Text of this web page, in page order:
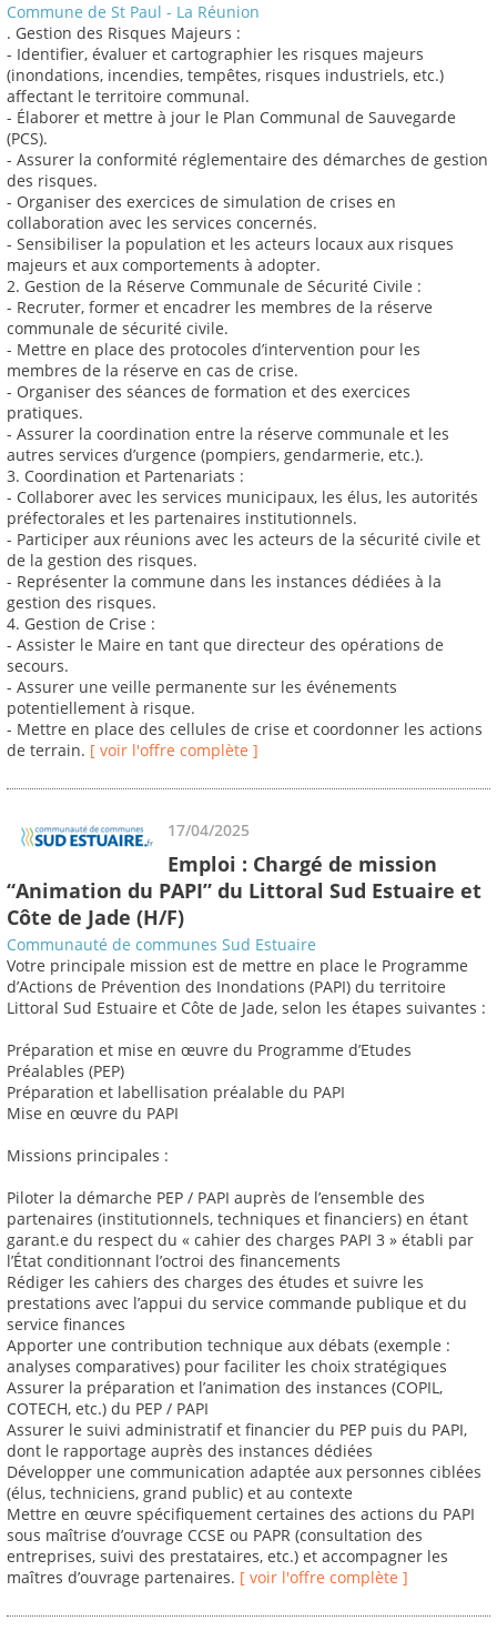
Commune de St Paul - La Réunion
. Gestion des Risques Majeurs :
- Identifier, évaluer et cartographier les risques majeurs
(inondations, incendies, tempêtes, risques industriels, etc.)
affectant le territoire communal.
- Élaborer et mettre à jour le Plan Communal de Sauvegarde
(PCS).
- Assurer la conformité réglementaire des démarches de gestion
des risques.
- Organiser des exercices de simulation de crises en
collaboration avec les services concernés.
- Sensibiliser la population et les acteurs locaux aux risques
majeurs et aux comportements à adopter.
2. Gestion de la Réserve Communale de Sécurité Civile :
- Recruter, former et encadrer les membres de la réserve
communale de sécurité civile.
- Mettre en place des protocoles d’intervention pour les
membres de la réserve en cas de crise.
- Organiser des séances de formation et des exercices
pratiques.
- Assurer la coordination entre la réserve communale et les
autres services d’urgence (pompiers, gendarmerie, etc.).
3. Coordination et Partenariats :
- Collaborer avec les services municipaux, les élus, les autorités
préfectorales et les partenaires institutionnels.
- Participer aux réunions avec les acteurs de la sécurité civile et
de la gestion des risques.
- Représenter la commune dans les instances dédiées à la
gestion des risques.
4. Gestion de Crise :
- Assister le Maire en tant que directeur des opérations de
secours.
- Assurer une veille permanente sur les événements
potentiellement à risque.
- Mettre en place des cellules de crise et coordonner les actions
de terrain. [ voir l'offre complète ]
17/04/2025
Emploi : Chargé de mission
“Animation du PAPI” du Littoral Sud Estuaire et
Côte de Jade (H/F)
Communauté de communes Sud Estuaire
Votre principale mission est de mettre en place le Programme
d’Actions de Prévention des Inondations (PAPI) du territoire
Littoral Sud Estuaire et Côte de Jade, selon les étapes suivantes :
Préparation et mise en œuvre du Programme d’Etudes
Préalables (PEP)
Préparation et labellisation préalable du PAPI
Mise en œuvre du PAPI
Missions principales :
Piloter la démarche PEP / PAPI auprès de l’ensemble des
partenaires (institutionnels, techniques et financiers) en étant
garant.e du respect du « cahier des charges PAPI 3 » établi par
l’État conditionnant l’octroi des financements
Rédiger les cahiers des charges des études et suivre les
prestations avec l’appui du service commande publique et du
service finances
Apporter une contribution technique aux débats (exemple :
analyses comparatives) pour faciliter les choix stratégiques
Assurer la préparation et l’animation des instances (COPIL,
COTECH, etc.) du PEP / PAPI
Assurer le suivi administratif et financier du PEP puis du PAPI,
dont le rapportage auprès des instances dédiées
Développer une communication adaptée aux personnes ciblées
(élus, techniciens, grand public) et au contexte
Mettre en œuvre spécifiquement certaines des actions du PAPI
sous maîtrise d’ouvrage CCSE ou PAPR (consultation des
entreprises, suivi des prestataires, etc.) et accompagner les
maîtres d’ouvrage partenaires. [ voir l'offre complète ]